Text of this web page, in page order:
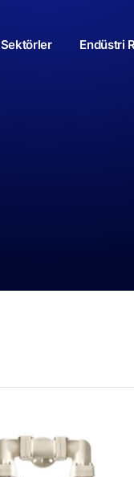
Sektörler Endüstri